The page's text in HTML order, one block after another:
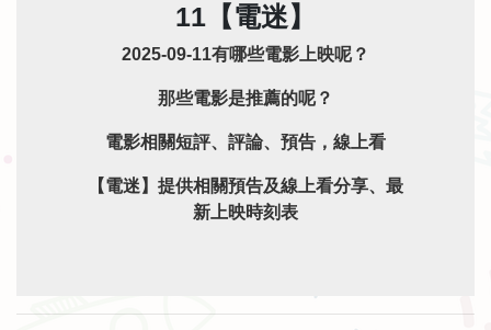
11【電迷】
2025-09-11有哪些電影上映呢？
那些電影是推薦的呢？
電影相關短評、評論、預告，線上看
【電迷】提供相關預告及線上看分享、最
新上映時刻表